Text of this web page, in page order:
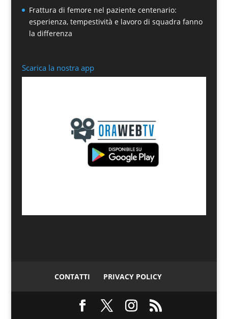
Frattura di femore nel paziente centenario:
esperienza, tempestività e lavoro di squadra fanno
la differenza
Scarica la nostra app
CONTATTI PRIVACY POLICY